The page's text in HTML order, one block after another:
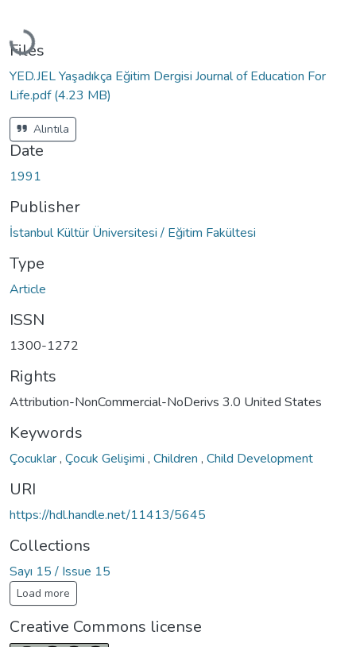
Loading...
Files
YED.JEL Yaşadıkça Eğitim Dergisi Journal of Education For
Life.pdf(4.23 MB)
Alıntıla
Date
1991
Publisher
İstanbul Kültür Üniversitesi / Eğitim Fakültesi
Type
Article
ISSN
1300-1272
Rights
Attribution-NonCommercial-NoDerivs 3.0 United States
Keywords
Çocuklar, Çocuk Gelişimi , Children , Child Development
URI
https://hdl.handle.net/11413/5645
Collections
Sayı 15 / Issue 15
Load more
Creative Commons license